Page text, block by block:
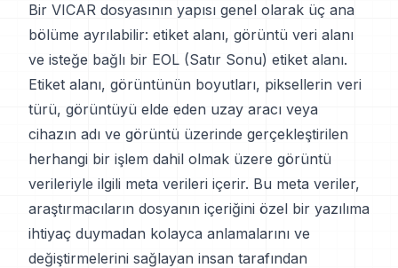
Bir VICAR dosyasının yapısı genel olarak üç ana
bölüme ayrılabilir: etiket alanı, görüntü veri alanı
ve isteğe bağlı bir EOL (Satır Sonu) etiket alanı.
Etiket alanı, görüntünün boyutları, piksellerin veri
türü, görüntüyü elde eden uzay aracı veya
cihazın adı ve görüntü üzerinde gerçekleştirilen
herhangi bir işlem dahil olmak üzere görüntü
verileriyle ilgili meta verileri içerir. Bu meta veriler,
araştırmacıların dosyanın içeriğini özel bir yazılıma
ihtiyaç duymadan kolayca anlamalarını ve
değiştirmelerini sağlayan insan tarafından